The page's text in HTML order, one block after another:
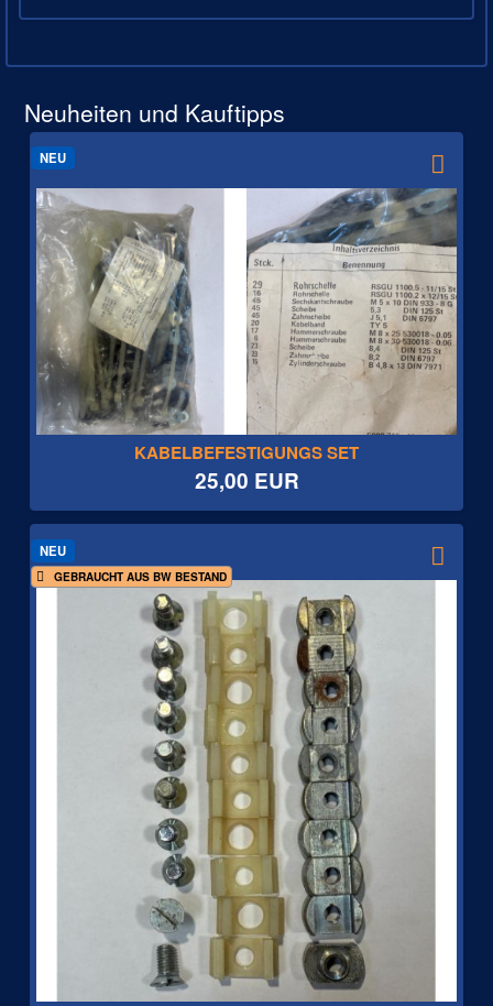
Neuheiten und Kauftipps
NEU
KABELBEFESTIGUNGS SET
25,00 EUR
NEU
GEBRAUCHT AUS BW BESTAND